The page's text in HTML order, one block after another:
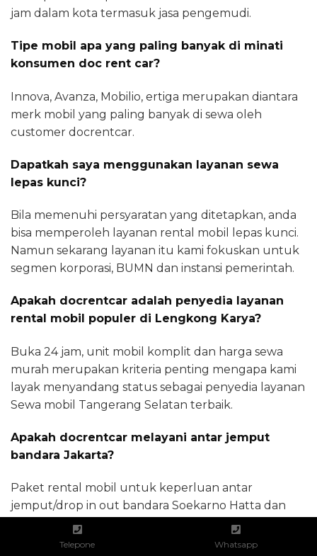
jam dalam kota termasuk jasa pengemudi.
Tipe mobil apa yang paling banyak di minati
konsumen doc rent car?
Innova, Avanza, Mobilio, ertiga merupakan diantara
merk mobil yang paling banyak di sewa oleh
customer docrentcar.
Dapatkah saya menggunakan layanan sewa
lepas kunci?
Bila memenuhi persyaratan yang ditetapkan, anda
bisa memperoleh layanan rental mobil lepas kunci.
Namun sekarang layanan itu kami fokuskan untuk
segmen korporasi, BUMN dan instansi pemerintah.
Apakah docrentcar adalah penyedia layanan
rental mobil populer di Lengkong Karya?
Buka 24 jam, unit mobil komplit dan harga sewa
murah merupakan kriteria penting mengapa kami
layak menyandang status sebagai penyedia layanan
Sewa mobil Tangerang Selatan terbaik.
Apakah docrentcar melayani antar jemput
bandara Jakarta?
Paket rental mobil untuk keperluan antar
jemput/drop in out bandara Soekarno Hatta dan
Bandara Halim Perdana kusuma Jakarta kami
sediakan dengan pilihan mobil sesuai dengan
Telepone Whatsapp